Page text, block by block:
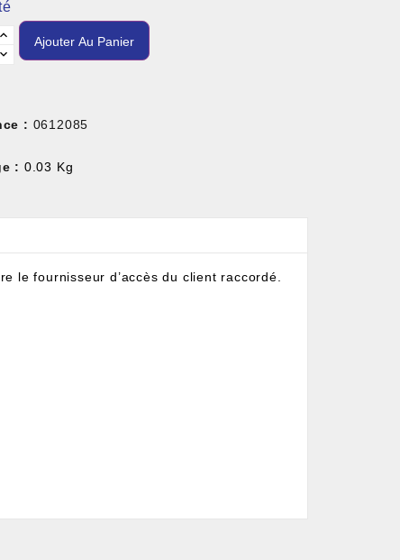
Ajouter Au Panier
: 0612085
: 0.03 Kg
le fournisseur d’accès du client raccordé.